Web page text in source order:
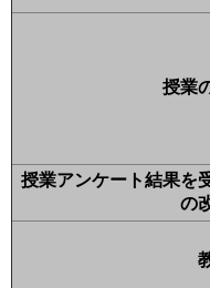
授業
授業アンケート結果を
の